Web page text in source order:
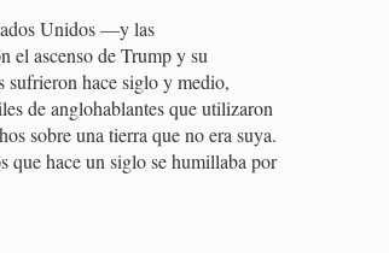
Unidos —y las
el ascenso de Trump y su
hace siglo y medio,
de anglohablantes que utilizaron
sobre una tierra que no era suya.
que hace un siglo se humillaba por